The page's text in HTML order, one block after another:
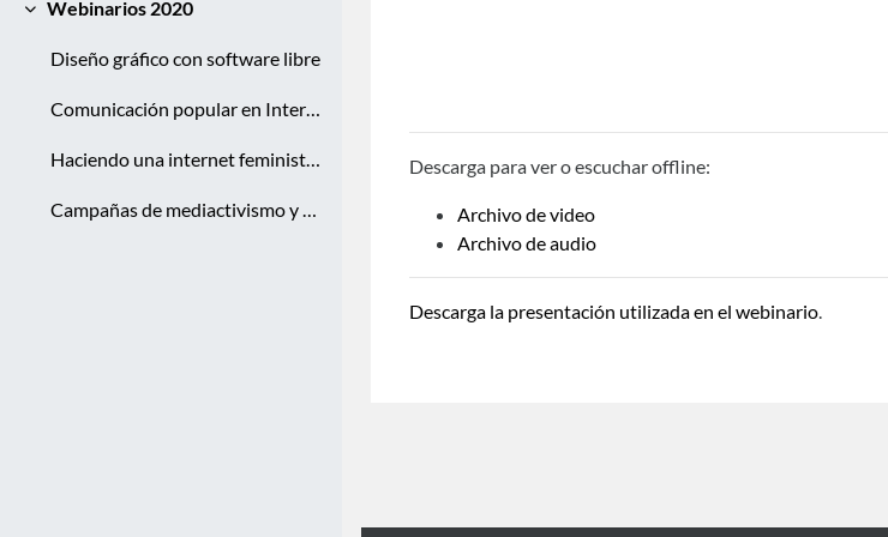
Colapsar
Webinarios 2020
Diseño gráfico con software libre
Comunicación popular en Internet
Haciendo una internet feminista en Latinoamérica
Campañas de mediactivismo y coberturas colaborativas
Descarga para ver o escuchar offline:
Archivo de video
Archivo de audio
Descarga la presentación utilizada en el webinario.